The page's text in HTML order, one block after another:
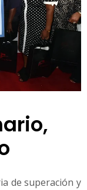
de superación y